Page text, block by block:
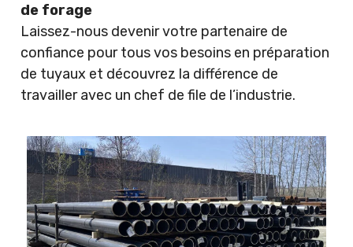
de forage
Laissez-nous devenir votre partenaire de
confiance pour tous vos besoins en préparation
de tuyaux et découvrez la différence de
travailler avec un chef de file de l’industrie.